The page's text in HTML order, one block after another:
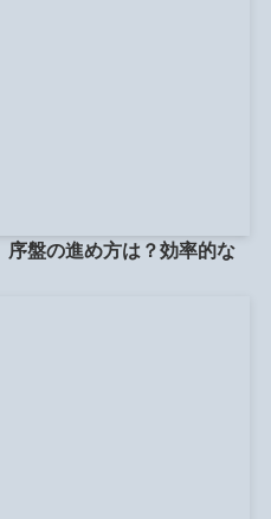
序盤の進め方は？効率的な